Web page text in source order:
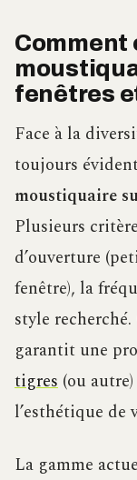
Comment
fenêtres
Face à la
toujours
moustiquaire
Plusieurs
d’ouverture
fenêtre), la
style
garantit une
tigres (ou
l’esthétique de
La gamme